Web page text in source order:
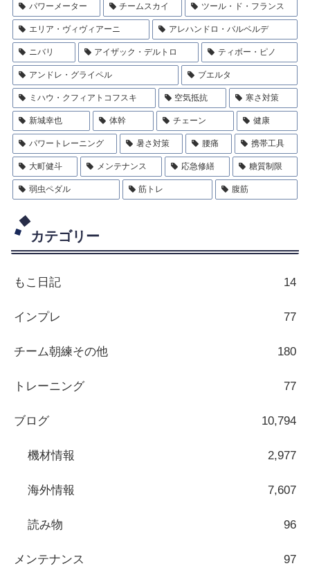
パワーメーター チームスカイ ツール・ド・フランス
エリア・ヴィヴィアーニ アレハンドロ・バルベルデ
ニバリ アイザック・デルトロ ティボー・ピノ
アンドレ・グライペル ブエルタ
ミハウ・クフィアトコフスキ 空気抵抗 寒さ対策
新城幸也 体幹 チェーン 健康
パワートレーニング 暑さ対策 腰痛 携帯工具
大町健斗 メンテナンス 応急修繕 糖質制限
弱虫ペダル 筋トレ 腹筋
カテゴリー
もこ日記 14
インプレ 77
チーム朝練その他 180
トレーニング 77
ブログ 10,794
機材情報 2,977
海外情報 7,607
読み物 96
メンテナンス 97